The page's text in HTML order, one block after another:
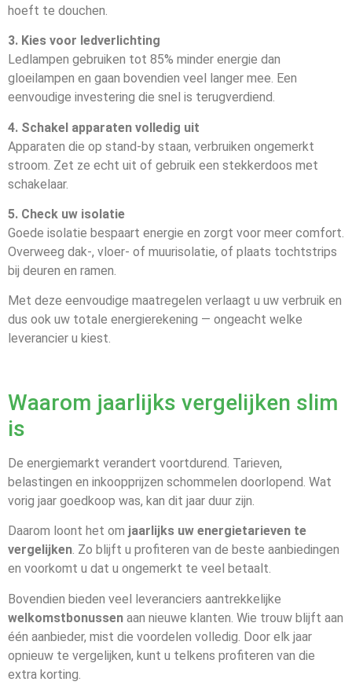
hoeft te douchen.
3. Kies voor ledverlichting
Ledlampen gebruiken tot 85% minder energie dan
gloeilampen en gaan bovendien veel langer mee. Een
eenvoudige investering die snel is terugverdiend.
4. Schakel apparaten volledig uit
Apparaten die op stand-by staan, verbruiken ongemerkt
stroom. Zet ze echt uit of gebruik een stekkerdoos met
schakelaar.
5. Check uw isolatie
Goede isolatie bespaart energie en zorgt voor meer comfort.
Overweeg dak-, vloer- of muurisolatie, of plaats tochtstrips
bij deuren en ramen.
Met deze eenvoudige maatregelen verlaagt u uw verbruik en
dus ook uw totale energierekening — ongeacht welke
leverancier u kiest.
Waarom jaarlijks vergelijken slim
is
De energiemarkt verandert voortdurend. Tarieven,
belastingen en inkoopprijzen schommelen doorlopend. Wat
vorig jaar goedkoop was, kan dit jaar duur zijn.
Daarom loont het om jaarlijks uw energietarieven te
vergelijken. Zo blijft u profiteren van de beste aanbiedingen
en voorkomt u dat u ongemerkt te veel betaalt.
Bovendien bieden veel leveranciers aantrekkelijke
welkomstbonussen aan nieuwe klanten. Wie trouw blijft aan
één aanbieder, mist die voordelen volledig. Door elk jaar
opnieuw te vergelijken, kunt u telkens profiteren van die
extra korting.